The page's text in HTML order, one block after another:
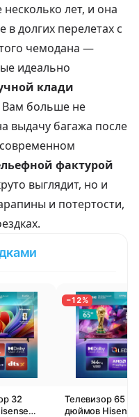
лет, и она
в долгих перелетах с
чемодана —
идеально
клади
Вам больше не
выдачу багажа после
фактурой
выглядит, но и
и потертости,
32
−12%
Телевизор 65
дюймов Hisense